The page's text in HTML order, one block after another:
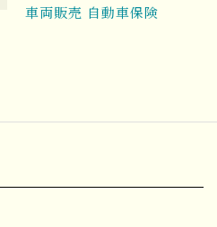
車両販売 自動車保険